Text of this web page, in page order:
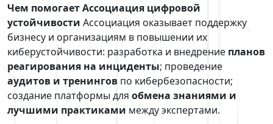
Чем помогает Ассоциация цифровой
устойчивости Ассоциация оказывает поддержку
бизнесу и организациям в повышении их
киберустойчивости: разработка и внедрение планов
реагирования на инциденты; проведение
аудитов и тренингов по кибербезопасности;
создание платформы для обмена знаниями и
лучшими практиками между экспертами.